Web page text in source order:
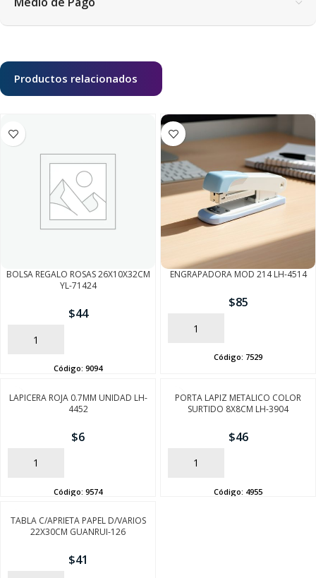
Productos relacionados
BOLSA REGALO ROSAS 26X10X32CM
YL-71424
$44
AÑADIR
Código: 9094
ENGRAPADORA MOD 214 LH-4514
$85
AÑADIR
Código: 7529
LAPICERA ROJA 0.7MM UNIDAD LH-
4452
$6
AÑADIR
Código: 9574
PORTA LAPIZ METALICO COLOR
SURTIDO 8X8CM LH-3904
$46
AÑADIR
Código: 4955
TABLA C/APRIETA PAPEL D/VARIOS
22X30CM GUANRUI-126
$41